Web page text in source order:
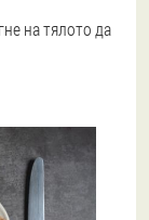
на тялото да